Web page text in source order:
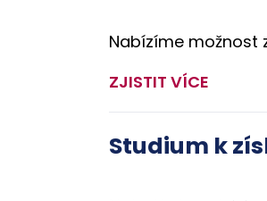
Nabízíme možnost
ZJISTIT VÍCE
Studium k